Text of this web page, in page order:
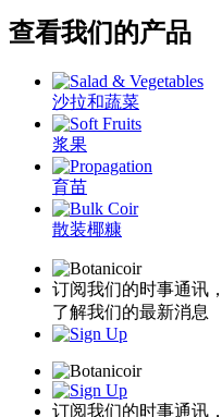
查看我们的产品
沙拉和蔬菜
浆果
育苗
散装椰糠
订阅我们的时事通讯，
了解我们的最新消息
订阅我们的时事通讯